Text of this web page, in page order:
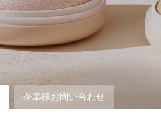
企業様お問い合わせ